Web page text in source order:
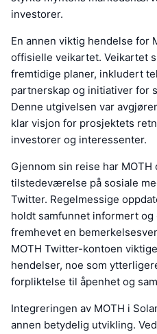
investorer.
En annen viktig hendelse for
offisielle veikartet. Veikartet
fremtidige planer, inkludert
partnerskap og initiativer for
Denne utgivelsen var
klar visjon for prosjektets
investorer og interessenter.
Gjennom sin reise har
tilstedeværelse på sosiale
Twitter. Regelmessige
holdt samfunnet informert
fremhevet en
MOTH Twitter-kontoen
hendelser, noe som
forpliktelse til åpenhet og
Integreringen av MOTH i
annen betydelig utvikling.